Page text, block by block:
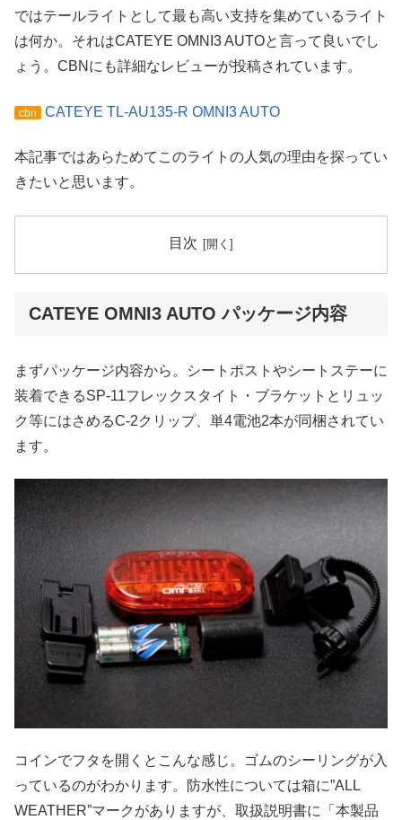
ではテールライトとして最も高い支持を集めているライト
は何か。それはCATEYE OMNI3 AUTOと言って良いでし
ょう。CBNにも詳細なレビューが投稿されています。
cbn CATEYE TL-AU135-R OMNI3 AUTO
本記事ではあらためてこのライトの人気の理由を探ってい
きたいと思います。
目次
CATEYE OMNI3 AUTO パッケージ内容
まずパッケージ内容から。シートポストやシートステーに
装着できるSP-11フレックスタイト・ブラケットとリュッ
ク等にはさめるC-2クリップ、単4電池2本が同梱されてい
ます。
コインでフタを開くとこんな感じ。ゴムのシーリングが入
っているのがわかります。防水性については箱に”ALL
WEATHER”マークがありますが、取扱説明書に「本製品